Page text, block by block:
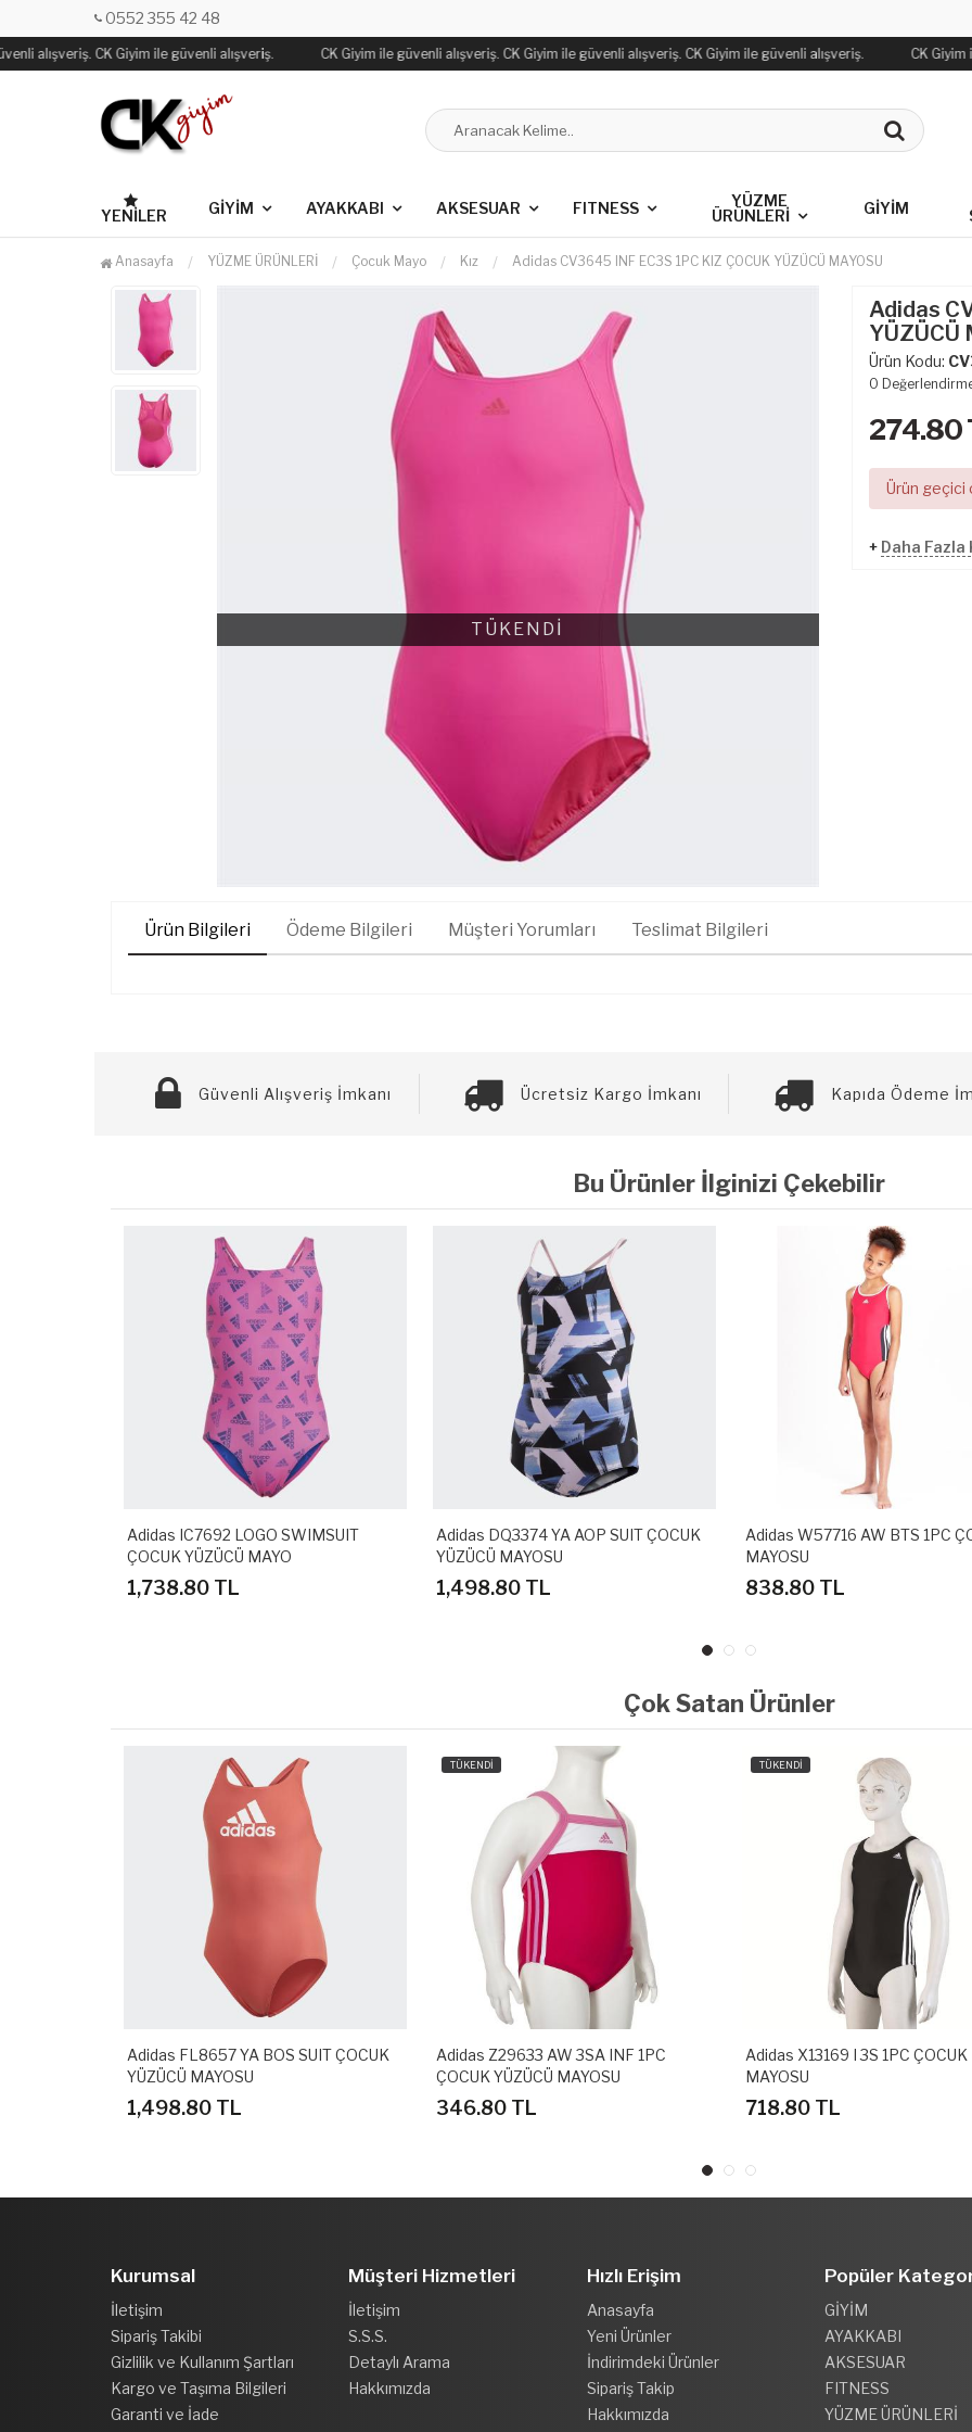
0552 355 42 48
alışveriş. CK Giyim ile güvenli alışveriş. CK Giyim ile güvenli alışveriş. CK Giyim ile güvenli alışveriş. CK Giyim ile güvenli alışveriş. CK Giyim
YENILER GİYİM AYAKKABI AKSESUAR FITNESS
YÜZME
ÜRÜNLERİ
GİYİM
Anasayfa YÜZME ÜRÜNLERİ Çocuk Mayo Kız Adidas CV3645 INF EC3S 1PC KIZ ÇOCUK YÜZÜCÜ MAYOSU
TÜKENDİ
Adidas
YÜZÜCÜ
Ürün Kodu:
0
274.80
Ürün geçici
+ Daha Fazla
Ürün Bilgileri Ödeme Bilgileri Müşteri Yorumları Teslimat Bilgileri
Güvenli Alışveriş İmkanı Ücretsiz Kargo İmkanı Kapıda Ödeme
Bu Ürünler İlginizi Çekebilir
Adidas IC7692 LOGO SWIMSUIT
ÇOCUK YÜZÜCÜ MAYO
1,738.80 TL
Adidas DQ3374 YA AOP SUIT ÇOCUK
YÜZÜCÜ MAYOSU
1,498.80 TL
Adidas W57716 AW BTS 1PC
MAYOSU
838.80 TL
Çok Satan Ürünler
Adidas FL8657 YA BOS SUIT ÇOCUK
YÜZÜCÜ MAYOSU
1,498.80 TL
TÜKENDİ
Adidas Z29633 AW 3SA INF 1PC
ÇOCUK YÜZÜCÜ MAYOSU
346.80 TL
TÜKENDİ
Adidas X13169 I 3S 1PC ÇOCUK
MAYOSU
718.80 TL
Kurumsal
İletişim
Sipariş Takibi
Gizlilik ve Kullanım Şartları
Kargo ve Taşıma Bilgileri
Garanti ve İade
Müşteri Hizmetleri
İletişim
S.S.S.
Detaylı Arama
Hakkımızda
Hızlı Erişim
Anasayfa
Yeni Ürünler
İndirimdeki Ürünler
Sipariş Takip
Hakkımızda
Popüler
GİYİM
AYAKKABI
AKSESUAR
FITNESS
YÜZME ÜRÜNLERİ